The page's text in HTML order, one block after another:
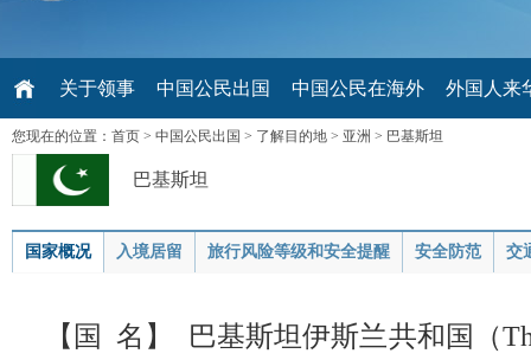
关于领事 中国公民出国 中国公民在海外 外国人来
您现在的位置： 首页 > 中国公民出国 > 了解目的地 > 亚洲 > 巴基斯坦
巴基斯坦
国家概况 入境居留 旅行风险等级和安全提醒 安全防范 交
【国 名】 巴基斯坦伊斯兰共和国（